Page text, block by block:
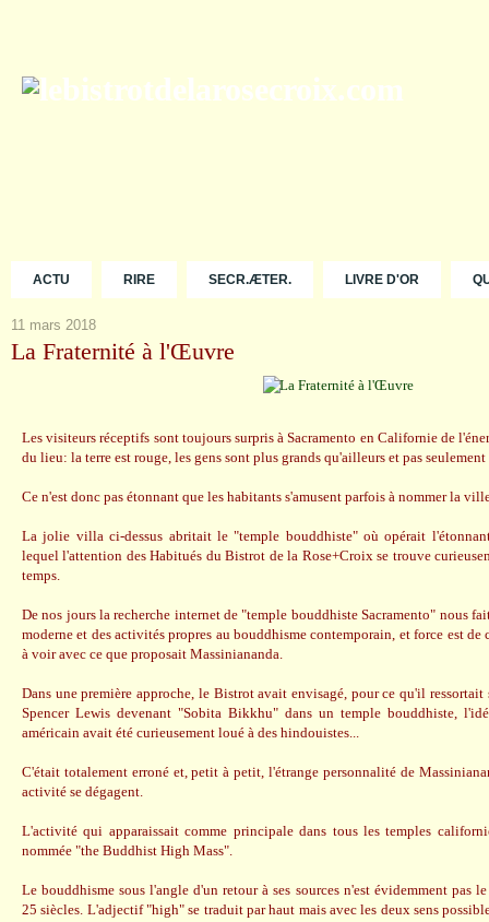
ACTU RIRE SECR.ÆTER. LIVRE D'OR
11 mars 2018
La Fraternité à l'Œuvre
Les visiteurs réceptifs sont toujours surpris à Sacramento en Californie de
du lieu: la terre est rouge, les gens sont plus grands qu'ailleurs et pas seulement
Ce n'est donc pas étonnant que les habitants s'amusent parfois à nommer la
La jolie villa ci-dessus abritait le "temple bouddhiste" où opérait
lequel l'attention des Habitués du Bistrot de la Rose+Croix se trouve
temps.
De nos jours la recherche internet de "temple bouddhiste Sacramento" nous
moderne et des activités propres au bouddhisme contemporain, et force est
à voir avec ce que proposait Massiniananda.
Dans une première approche, le Bistrot avait envisagé, pour ce qu'il
Spencer Lewis devenant "Sobita Bikkhu" dans un temple bouddhiste,
américain avait été curieusement loué à des hindouistes...
C'était totalement erroné et, petit à petit, l'étrange personnalité de
activité se dégagent.
L'activité qui apparaissait comme principale dans tous les temples
nommée "the Buddhist High Mass".
Le bouddhisme sous l'angle d'un retour à ses sources n'est évidemment pas
25 siècles. L'adjectif "high" se traduit par haut mais avec les deux sens